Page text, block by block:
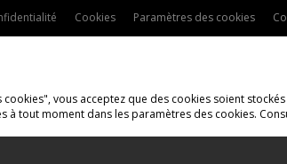
Cookies Paramètres des cookies
Livraison Vers
cookies", vous acceptez que des cookies soient
à tout moment dans les paramètres des cookies.